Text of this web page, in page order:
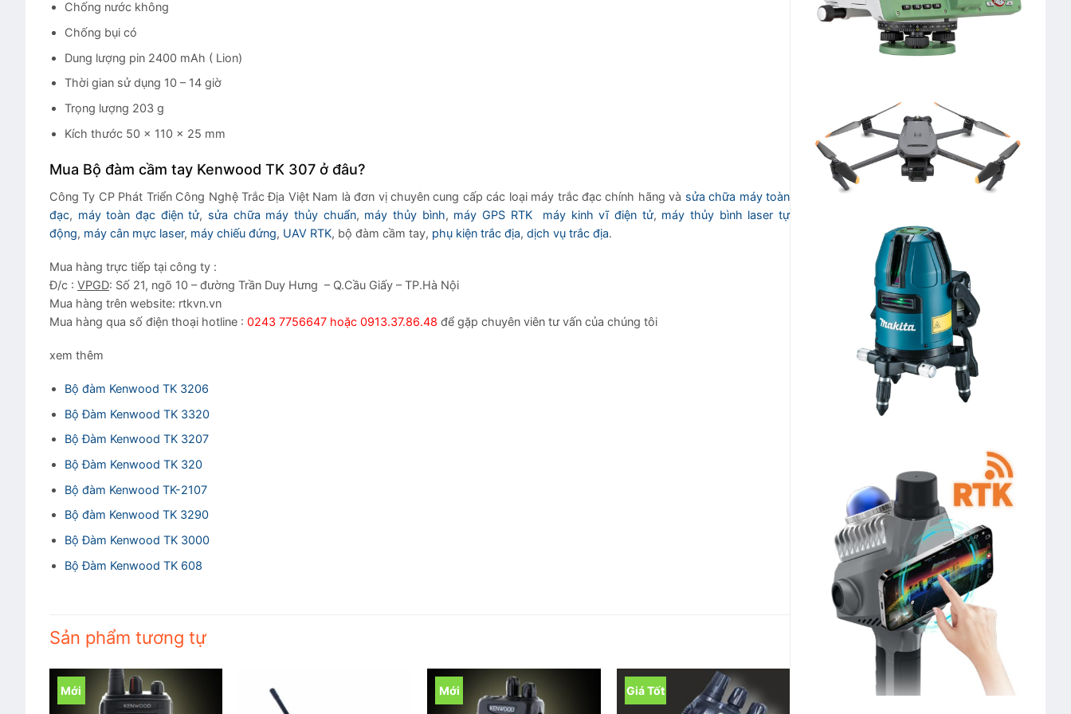
Chống nước không
Chống bụi có
Dung lượng pin 2400 mAh ( Lion)
Thời gian sử dụng 10 – 14 giờ
Trọng lượng 203 g
Kích thước 50 x 110 x 25 mm
Mua Bộ đàm cầm tay Kenwood TK 307 ở đâu?
Công Ty CP Phát Triển Công Nghệ Trắc Địa Việt Nam là đơn vị chuyên cung cấp các loại máy trắc đạc chính hãng và sửa chữa máy toàn
đạc, máy toàn đạc điện tử, sửa chữa máy thủy chuẩn, máy thủy bình, máy GPS RTK máy kinh vĩ điện tử, máy thủy bình laser tự
động, máy cân mực laser, máy chiếu đứng, UAV RTK, bộ đàm cầm tay, phụ kiện trắc địa, dịch vụ trắc địa.
Mua hàng trực tiếp tại công ty :
Đ/c : VPGD: Số 21, ngõ 10 – đường Trần Duy Hưng – Q.Cầu Giấy – TP.Hà Nội
Mua hàng trên website: rtkvn.vn
Mua hàng qua số điện thoại hotline : 0243 7756647 hoặc 0913.37.86.48 để gặp chuyên viên tư vấn của chúng tôi
xem thêm
Bộ đàm Kenwood TK 3206
Bộ Đàm Kenwood TK 3320
Bộ Đàm Kenwood TK 3207
Bộ Đàm Kenwood TK 320
Bộ đàm Kenwood TK-2107
Bộ đàm Kenwood TK 3290
Bộ Đàm Kenwood TK 3000
Bộ Đàm Kenwood TK 608
Sản phẩm tương tự
Mới Mới Giá Tốt